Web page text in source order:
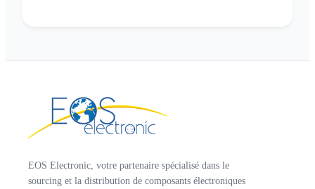
EOS Electronic, votre partenaire spécialisé dans le
sourcing et la distribution de composants électroniques